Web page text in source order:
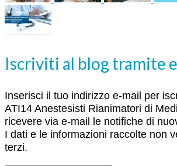
Iscriviti al blog tramite
Inserisci il tuo indirizzo e-mail per
ATI14 Anestesisti Rianimatori di
ricevere via e-mail le notifiche di
I dati e le informazioni raccolte non
terzi.